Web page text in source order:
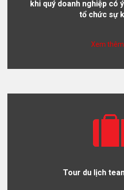
khi quý doanh nghiệp có
tổ chức sự
Xem
Tour du lịch